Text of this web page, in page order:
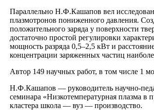
Параллельно Н.Ф.Кашапов вел
плазмотронов пониженного давления.
положительного заряда у поверхности
достаточно простой регулировки
мощность разряда 0,5–2,5 кВт и
концентрации заряженных частиц
Автор 149 научных работ, в том числе 1
Н.Ф.Кашапов — руководитель научно-
семинара «Низкотемпературная плазма
кластера школа — вуз — производство.